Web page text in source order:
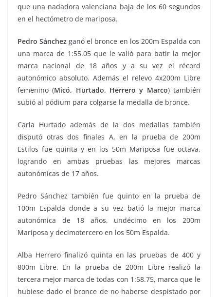
que una nadadora valenciana baja de los 60 segundos
en el hectómetro de mariposa.
Pedro Sánchez ganó el bronce en los 200m Espalda con
una marca de 1:55.05 que le valió para batir la mejor
marca nacional de 18 años y a su vez el récord
autonómico absoluto. Además el relevo 4x200m Libre
femenino (Micó, Hurtado, Herrero y Marco) también
subió al pódium para colgarse la medalla de bronce.
Carla Hurtado además de la dos medallas también
disputó otras dos finales A, en la prueba de 200m
Estilos fue quinta y en los 50m Mariposa fue octava,
logrando en ambas pruebas las mejores marcas
autonómicas de 17 años.
Pedro Sánchez también fue quinto en la prueba de
100m Espalda donde a su vez batió la mejor marca
autonómica de 18 años, undécimo en los 200m
Mariposa y decimotercero en los 50m Espalda.
Alba Herrero finalizó quinta en las pruebas de 400 y
800m Libre. En la prueba de 200m Libre realizó la
tercera mejor marca de todas con 1:58.75, marca que le
hubiese dado el bronce de no haberse despistado por